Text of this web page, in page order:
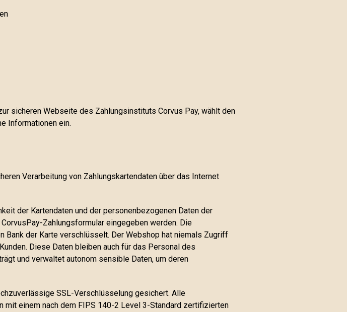
sicheren Webseite des Zahlungsinstituts Corvus Pay, wählt den
Informationen ein.
Verarbeitung von Zahlungskartendaten über das Internet
der Kartendaten und der personenbezogenen Daten der
Zahlungsformular eingegeben werden. Die
der Karte verschlüsselt. Der Webshop hat niemals Zugriff
Diese Daten bleiben auch für das Personal des
und verwaltet autonom sensible Daten, um deren
SSL-Verschlüsselung gesichert. Alle
einem nach dem FIPS 140-2 Level 3-Standard zertifizierten